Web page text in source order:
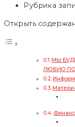
Рубрика
Открыть
МЫ
ЛЮБУЮ